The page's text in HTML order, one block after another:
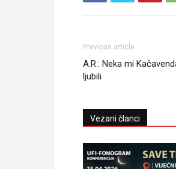
Previous article
A.R.: Neka mi
ljubili
Vezani članci